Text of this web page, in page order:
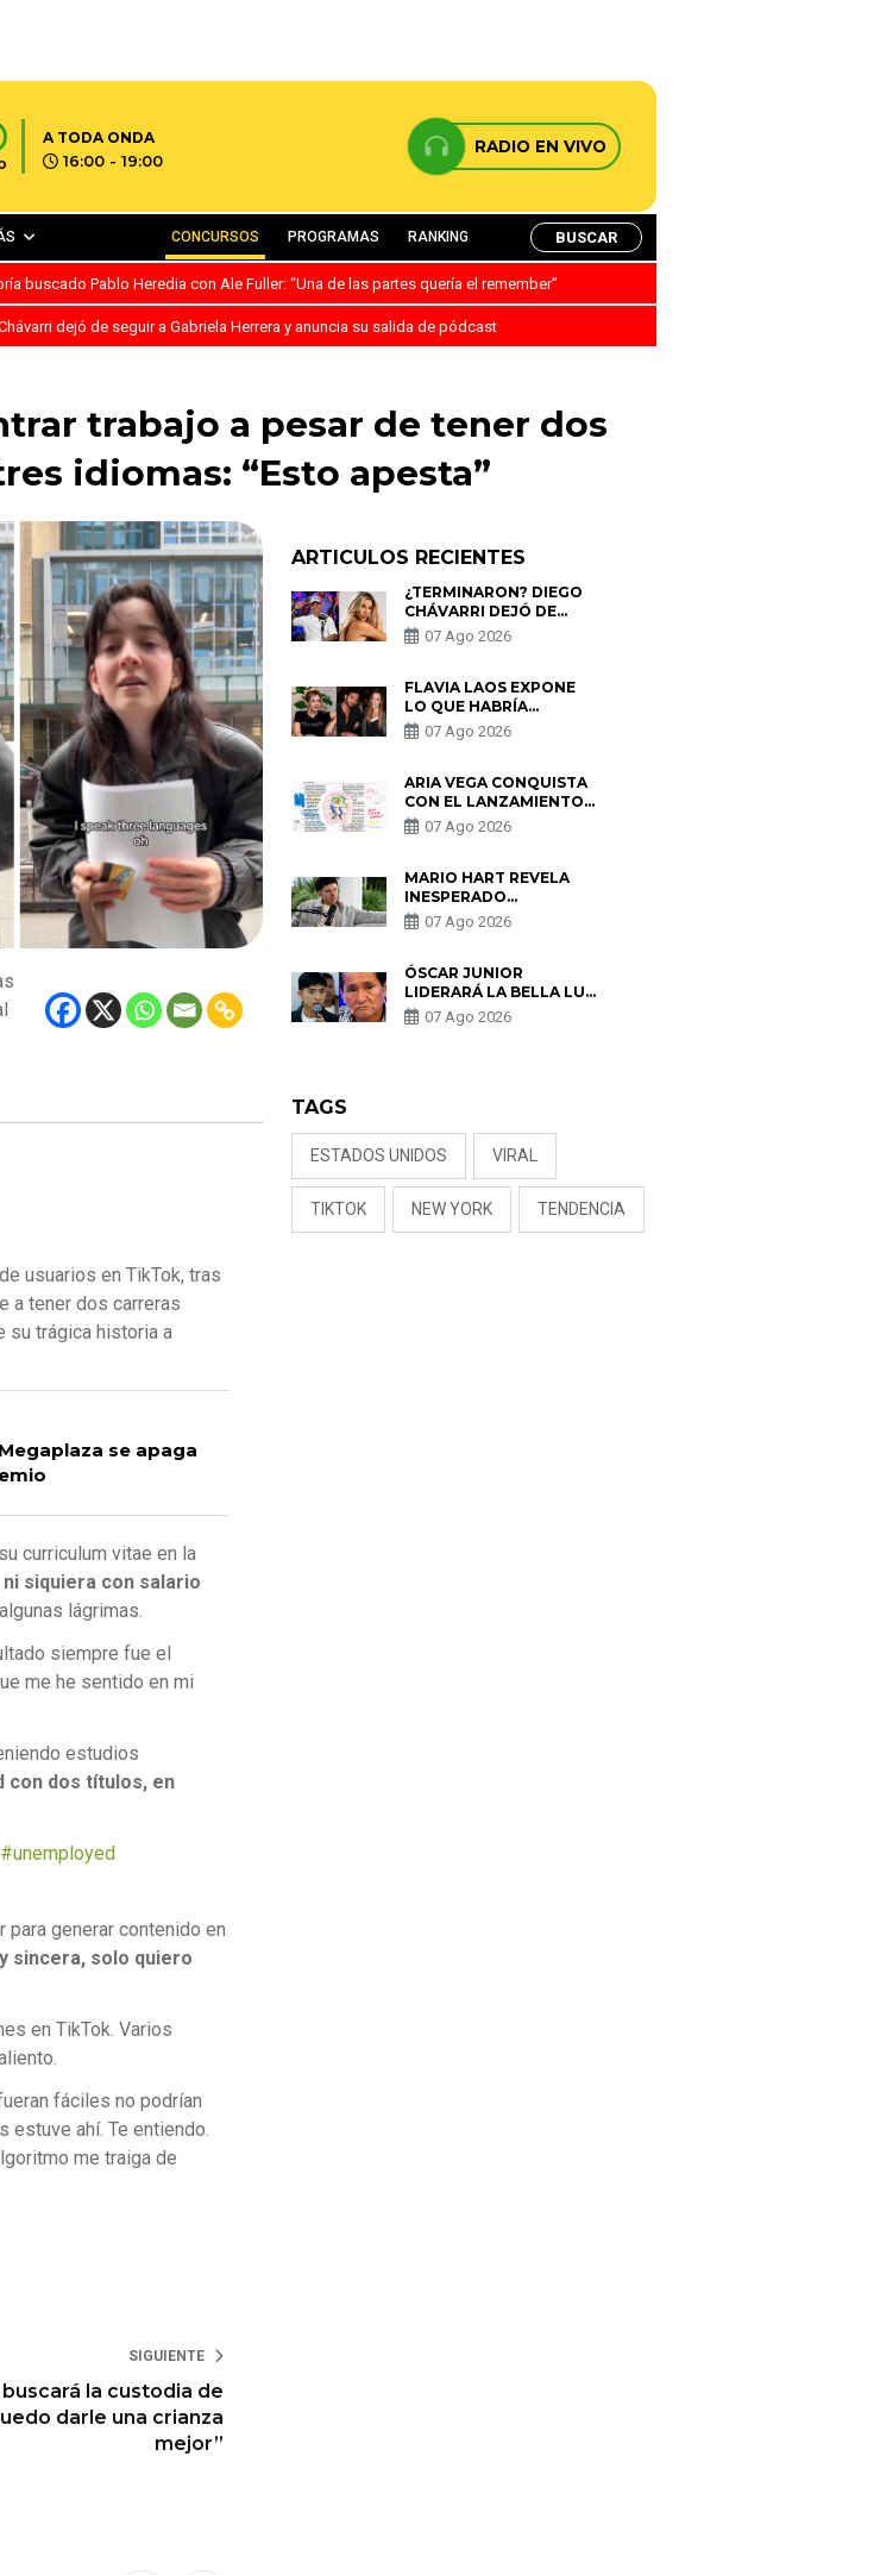
A TODA ONDA
16:00 - 19:00
RADIO EN VIVO
CONCURSOS PROGRAMAS RANKING BUSCAR
buscado Pablo Heredia con Ale Fuller: “Una de las partes quería el remember”
dejó de seguir a Gabriela Herrera y anuncia su salida de pódcast
trabajo a pesar de tener dos
idiomas: “Esto apesta”
usuarios en TikTok, tras
a tener dos carreras
su trágica historia a
se apaga
curriculum vitae en la
ni siquiera con salario
lágrimas.
siempre fue el
me he sentido en mi
estudios
con dos títulos, en
#unemployed
generar contenido en
sincera, solo quiero
en TikTok. Varios
fáciles no podrían
estuve ahí. Te entiendo.
me traiga de
SIGUIENTE
la custodia de
darle una crianza
mejor”
ARTICULOS RECIENTES
¿TERMINARON? DIEGO
CHÁVARRI DEJÓ DE
SEGUIR A GABRIELA
HERRERA Y ANUNCIA SU
07 Ago 2026
FLAVIA LAOS EXPONE
LO QUE HABRÍA
BUSCADO PABLO
HEREDIA CON ALE
PARTES QUERÍA EL
REMEMBER”
07 Ago 2026
ARIA VEGA CONQUISTA
CON EL LANZAMIENTO
DE “TOTOTO (+4)”
07 Ago 2026
MARIO HART REVELA
INESPERADO
PROBLEMA DE SALUD
ANTES DE SEPARARSE
ENCONTRARON UN
TUMOR”
07 Ago 2026
ÓSCAR JUNIOR
LIDERARÁ LA BELLA LUZ
TRAS SALIDA DE SU
PADRE POR POLÉMICA
07 Ago 2026
TAGS
ESTADOS UNIDOS VIRAL
TIKTOK NEW YORK TENDENCIA